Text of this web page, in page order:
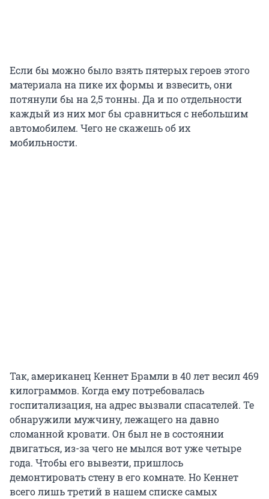
Если бы можно было взять пятерых героев этого
материала на пике их формы и взвесить, они
потянули бы на 2,5 тонны. Да и по отдельности
каждый из них мог бы сравниться с небольшим
автомобилем. Чего не скажешь об их
мобильности.
Так, американец Кеннет Брамли в 40 лет весил 469
килограммов. Когда ему потребовалась
госпитализация, на адрес вызвали спасателей. Те
обнаружили мужчину, лежащего на давно
сломанной кровати. Он был не в состоянии
двигаться, из-за чего не мылся вот уже четыре
года. Чтобы его вывезти, пришлось
демонтировать стену в его комнате. Но Кеннет
всего лишь третий в нашем списке самых